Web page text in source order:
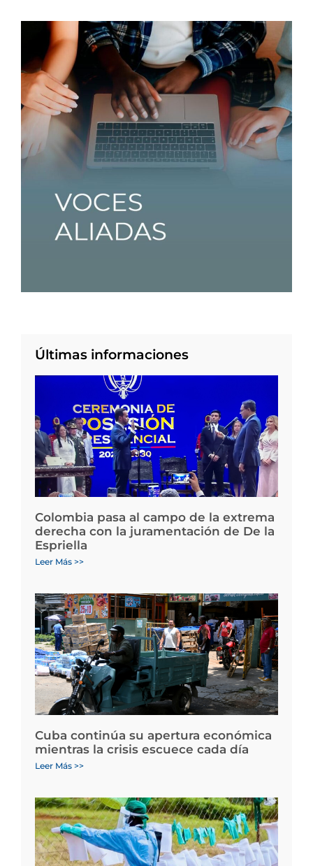
Últimas informaciones
Colombia pasa al campo de la extrema
derecha con la juramentación de De la
Espriella
Leer Más >>
Cuba continúa su apertura económica
mientras la crisis escuece cada día
Leer Más >>